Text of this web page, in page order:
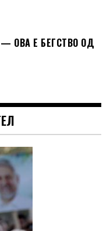
ОВА Е БЕГСТВО ОД